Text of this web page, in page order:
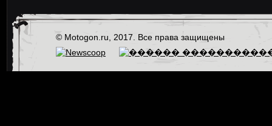
© Motogon.ru, 2017. Все права защищены